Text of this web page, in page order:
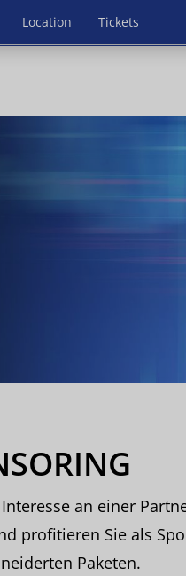
Location Tickets
an einer
profitieren Sie als
Paketen.